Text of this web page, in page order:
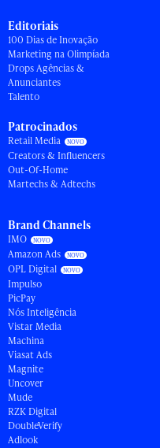
Editoriais
100 Dias de Inovação
Marketing na Olimpíada
Drops Agências &
Anunciantes
Talento
Patrocinados
Retail Media
Creators & Influencers
Out-Of-Home
Martechs & Adtechs
Brand Channels
IMO
Amazon Ads
OPL Digital
Impulso
PicPay
Nós Inteligência
Vistar Media
Machina
Viasat Ads
Magnite
Uncover
Mude
RZK Digital
DoubleVerify
Adlook